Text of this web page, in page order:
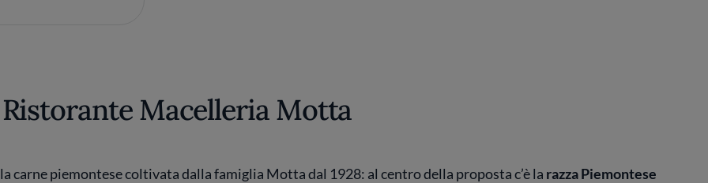
Ristorante Macelleria Motta
carne piemontese coltivata dalla famiglia Motta dal 1928: al centro della proposta c’è la razza Piemontese